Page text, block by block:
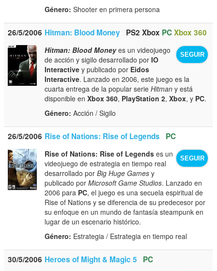
Género: Shooter en primera persona
26/5/2006 Hitman: Blood Money PS2 Xbox PCXbox 360
SEGUIR
Hitman: Blood Moneyes un videojuego
de acción y sigilo desarrollado porIO
Interactive y publicado por Eidos
Interactive. Lanzado en 2006, este juego es la
cuarta entrega de la popular serieHitman y está
disponible enXbox 360, PlayStation 2,Xbox, y PC.
Género: Acción / Sigilo
26/5/2006 Rise of Nations: Rise of Legends PC
SEGUIR
Rise of Nations: Rise of Legends es un
videojuego de estrategia en tiempo real
desarrollado porBig Huge Games y
publicado porMicrosoft Game Studios. Lanzado en
2006 para PC, el juego es una secuela espiritual de
Rise of Nations y se diferencia de su predecesor por
su enfoque en un mundo de fantasía steampunk en
lugar de un escenario histórico.
Género: Estrategia / Estrategia en tiempo real
30/5/2006 Heroes of Might & Magic 5 PC